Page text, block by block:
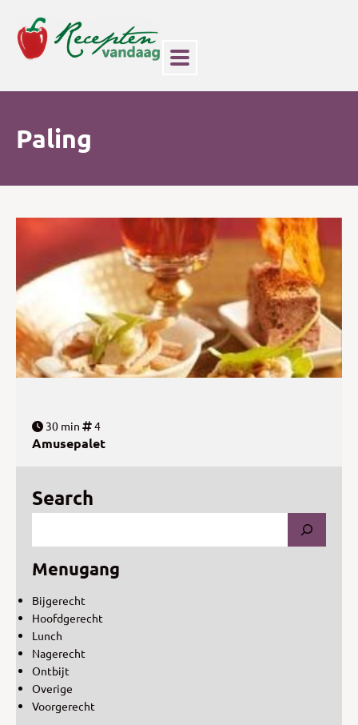
Paling
30 min 4
Amusepalet
Search
Menugang
Bijgerecht
Hoofdgerecht
Lunch
Nagerecht
Ontbijt
Overige
Voorgerecht